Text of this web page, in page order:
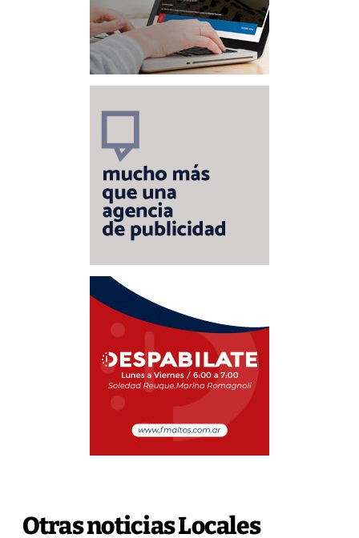
Otras noticias Locales